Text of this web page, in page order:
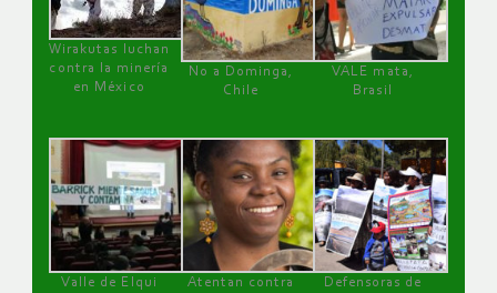
Wirakutas luchan
contra la minería
en México
No a Dominga,
Chile
VALE mata,
Brasil
Valle de Elqui
Atentan contra
Defensoras de